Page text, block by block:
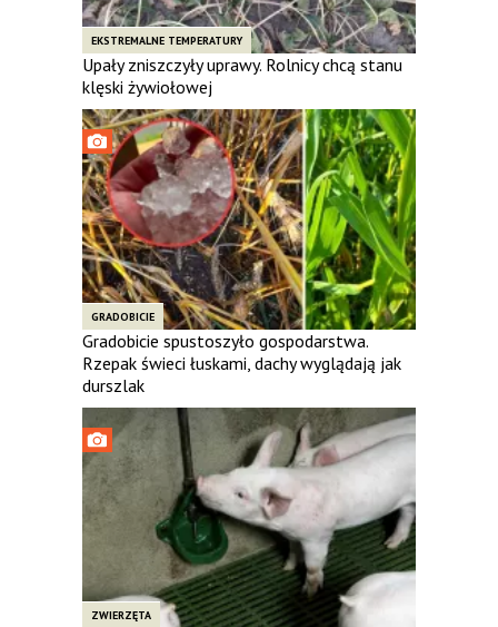
EKSTREMALNE TEMPERATURY
Upały zniszczyły uprawy. Rolnicy chcą stanu
klęski żywiołowej
GRADOBICIE
Gradobicie spustoszyło gospodarstwa.
Rzepak świeci łuskami, dachy wyglądają jak
durszlak
ZWIERZĘTA